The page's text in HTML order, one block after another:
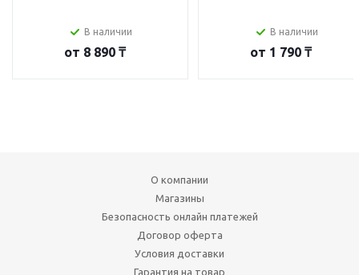
В наличии
от 8 890 ₸
В наличии
от 1 790 ₸
О компании
Магазины
Безопасность онлайн платежей
Договор оферта
Условия доставки
Гарантия на товар